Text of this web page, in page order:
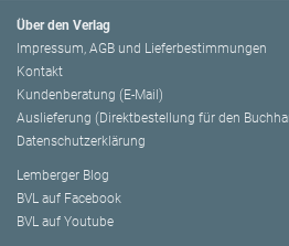
Über den Verlag
Impressum, AGB und Lieferbestimmungen
Kontakt
Kundenberatung (E-Mail)
Auslieferung (Direktbestellung für den
Datenschutzerklärung
Lemberger Blog
BVL auf Facebook
BVL auf Youtube